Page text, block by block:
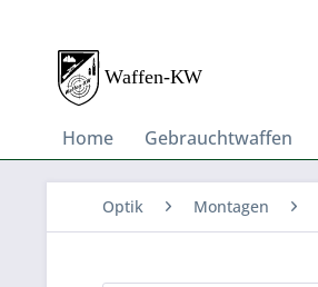
Home Gebrauchtwaffen
Optik Montagen